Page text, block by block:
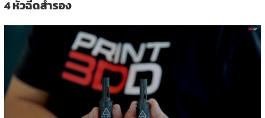
4 หัวฉีดสำรอง